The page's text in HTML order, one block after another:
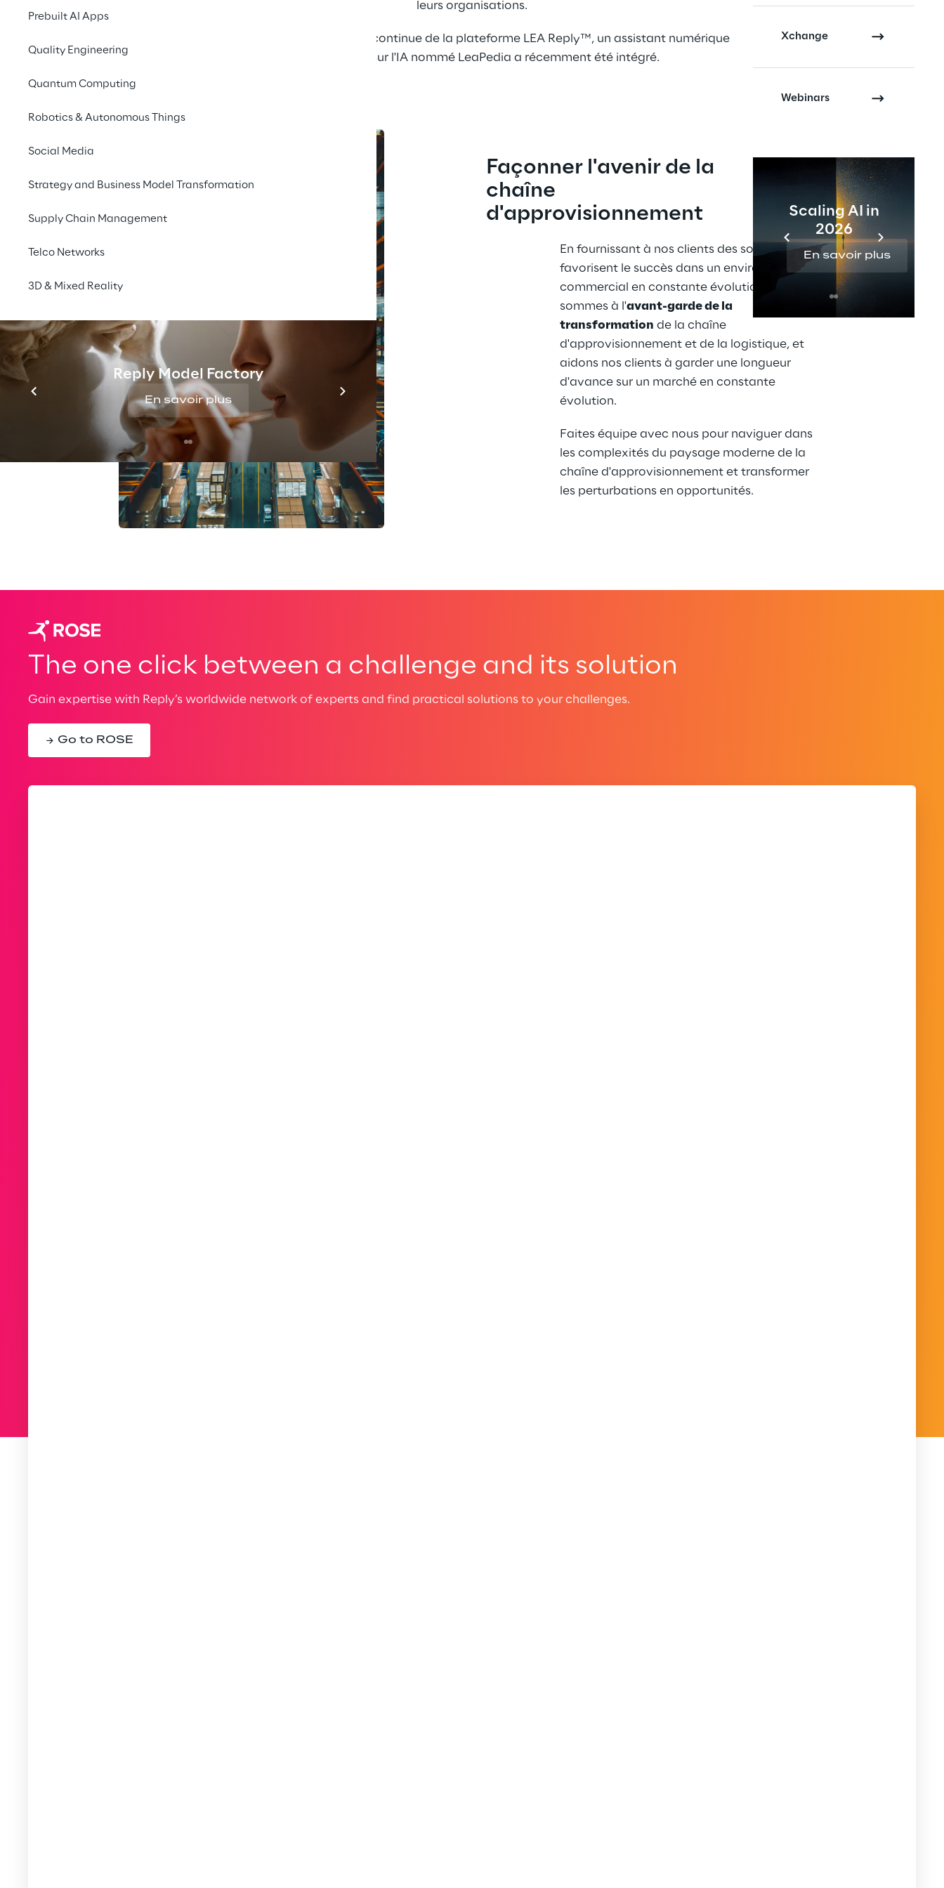
Prebuilt AI Apps
Quality Engineering
Quantum Computing
Robotics & Autonomous Things
Social Media
Strategy and Business Model Transformation
Supply Chain Management
Telco Networks
3D & Mixed Reality
Reply Model Factory
En savoir plus
Prebuilt AI Apps
En savoir plus
Xchange
Webinars
Scaling AI in
2026
En savoir plus
leurs organisations.
Dans le cadre de l'évolution continue de la plateforme LEA Reply™, un assistant numérique
génératif basé sur l'IA nommé LeaPedia a récemment été intégré.
Façonner l'avenir de la
chaîne
d'approvisionnement
En fournissant à nos clients des solutions qui
favorisent le succès dans un environnement
commercial en constante évolution, nous
sommes à l'avant-garde de la
transformation de la chaîne
d'approvisionnement et de la logistique, et
aidons nos clients à garder une longueur
d'avance sur un marché en constante
évolution.
Faites équipe avec nous pour naviguer dans
les complexités du paysage moderne de la
chaîne d'approvisionnement et transformer
les perturbations en opportunités.
The one click between a challenge and its solution
Gain expertise with Reply’s worldwide network of experts and find practical solutions to your challenges.
Go to ROSE